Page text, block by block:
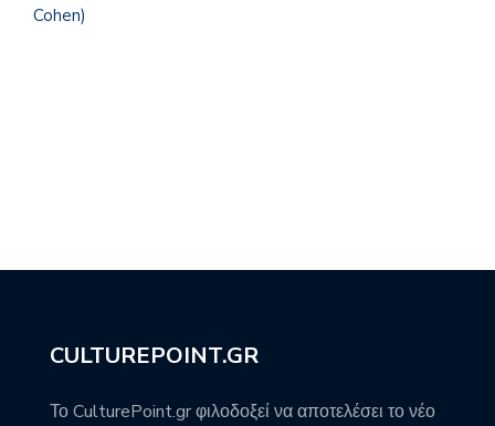
Cohen)
CULTUREPOINT.GR
Το CulturePoint.gr φιλοδοξεί να αποτελέσει το νέο